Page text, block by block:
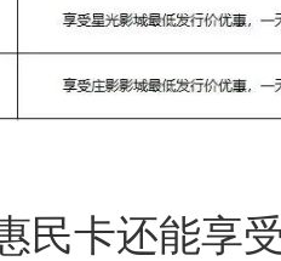
民卡还能享